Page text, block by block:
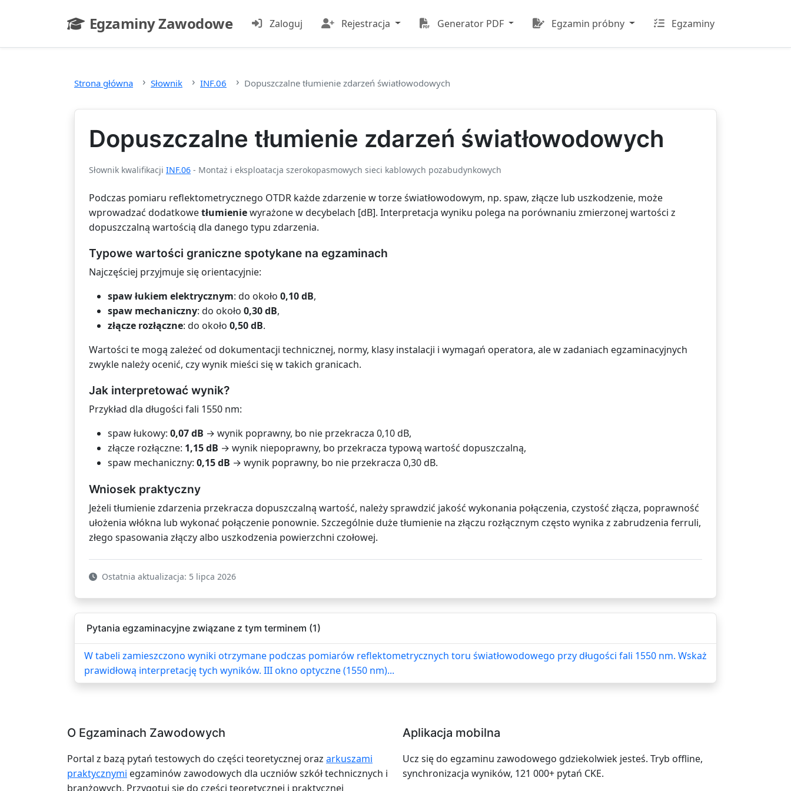
Egzaminy Zawodowe
- strona główna
Zaloguj Rejestracja Generator PDF Egzamin próbny Egzaminy
Strona główna Słownik INF.06 Dopuszczalne tłumienie zdarzeń światłowodowych
Dopuszczalne tłumienie zdarzeń światłowodowych
Słownik kwalifikacji INF.06 - Montaż i eksploatacja szerokopasmowych sieci kablowych pozabudynkowych
Podczas pomiaru reflektometrycznego OTDR każde zdarzenie w torze światłowodowym, np. spaw, złącze lub uszkodzenie, może
wprowadzać dodatkowetłumieniewyrażone w decybelach [dB]. Interpretacja wyniku polega na porównaniu zmierzonej wartości z
dopuszczalną wartością dla danego typu zdarzenia.
Typowe wartości graniczne spotykane na egzaminach
Najczęściej przyjmuje się orientacyjnie:
spaw łukiem elektrycznym: do około 0,10 dB,
spaw mechaniczny: do około 0,30 dB,
złącze rozłączne: do około 0,50 dB.
Wartości te mogą zależeć od dokumentacji technicznej, normy, klasy instalacji i wymagań operatora, ale w zadaniach egzaminacyjnych
zwykle należy ocenić, czy wynik mieści się w takich granicach.
Jak interpretować wynik?
Przykład dla długości fali 1550 nm:
spaw łukowy: 0,07 dB → wynik poprawny, bo nie przekracza 0,10 dB,
złącze rozłączne: 1,15 dB → wynik niepoprawny, bo przekracza typową wartość dopuszczalną,
spaw mechaniczny: 0,15 dB → wynik poprawny, bo nie przekracza 0,30 dB.
Wniosek praktyczny
Jeżeli tłumienie zdarzenia przekracza dopuszczalną wartość, należy sprawdzić jakość wykonania połączenia, czystość złącza, poprawność
ułożenia włókna lub wykonać połączenie ponownie. Szczególnie duże tłumienie na złączu rozłącznym często wynika z zabrudzenia ferruli,
złego spasowania złączy albo uszkodzenia powierzchni czołowej.
Ostatnia aktualizacja: 5 lipca 2026
Pytania egzaminacyjne związane z tym terminem (1)
W tabeli zamieszczono wyniki otrzymane podczas pomiarów reflektometrycznych toru światłowodowego przy długości fali 1550 nm. Wskaż
prawidłową interpretację tych wyników. III okno optyczne (1550 nm)...
O Egzaminach Zawodowych
Portal z bazą pytań testowych do części teoretycznej oraz arkuszami
praktycznymi egzaminów zawodowych dla uczniów szkół technicznych i
branżowych. Przygotuj się do części teoretycznej i praktycznej
Aplikacja mobilna
Ucz się do egzaminu zawodowego gdziekolwiek jesteś. Tryb offline,
synchronizacja wyników, 121 000+ pytań CKE.